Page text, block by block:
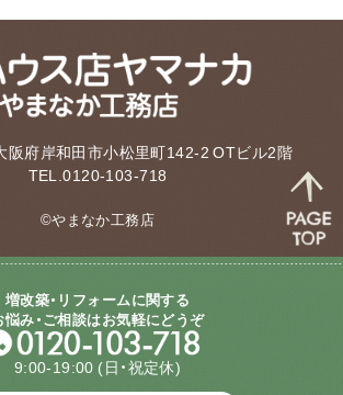
阪府岸和田市小松里町142-2 OTビル2階
TEL.0120-103-718
©やまなか工務店
増改築・リフォームに関する
悩み・ご相談はお気軽にどうぞ
9:00-19:00 (日・祝定休)